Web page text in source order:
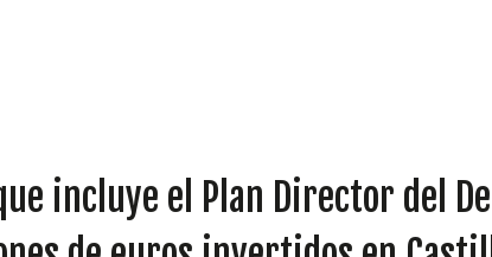
incluye el Plan Director del